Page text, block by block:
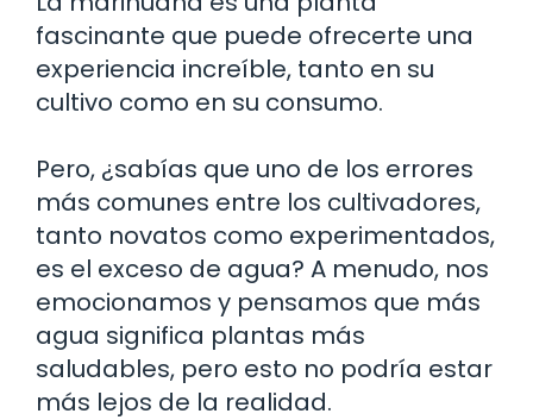
fascinante que puede ofrecerte una
experiencia increíble, tanto en su
cultivo como en su consumo.
Pero, ¿sabías que uno de los errores
más comunes entre los cultivadores,
tanto novatos como experimentados,
es el exceso de agua? A menudo, nos
emocionamos y pensamos que más
agua significa plantas más
saludables, pero esto no podría estar
más lejos de la realidad.